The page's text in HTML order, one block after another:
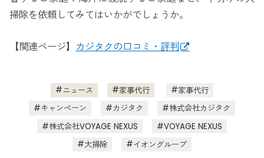
掃除を依頼してみてはいかがでしょうか。
【関連ページ】 カジタクの口コミ・評判
ニュース 家事代行
家事代行
キャンペーン
カジタク
株式会社カジタク
株式会社VOYAGE NEXUS
VOYAGE NEXUS
大掃除
イオングループ